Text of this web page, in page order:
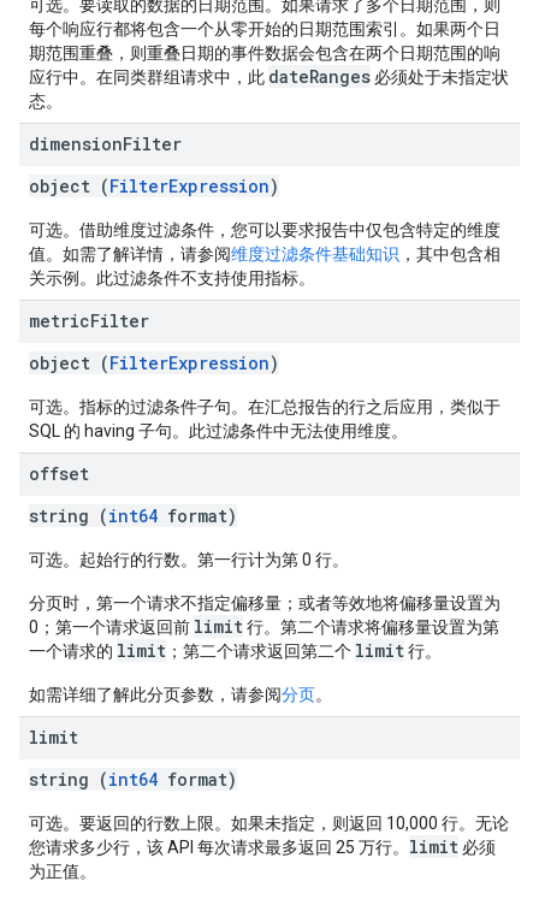
可选。要读取的数据的日期范围。如果请求了多个日期范围，则
每个响应行都将包含一个从零开始的日期范围索引。如果两个日
期范围重叠，则重叠日期的事件数据会包含在两个日期范围的响
应行中。在同类群组请求中，此 dateRanges 必须处于未指定状
态。
dimensionFilter
object (FilterExpression)
可选。借助维度过滤条件，您可以要求报告中仅包含特定的维度
值。如需了解详情，请参阅维度过滤条件基础知识 ，其中包含相
关示例。此过滤条件不支持使用指标。
metricFilter
object (FilterExpression)
可选。指标的过滤条件子句。在汇总报告的行之后应用，类似于
SQL 的 having 子句。此过滤条件中无法使用维度。
offset
string (int64 format)
可选。起始行的行数。第一行计为第 0 行。
分页时，第一个请求不指定偏移量；或者等效地将偏移量设置为
0；第一个请求返回前 limit行。第二个请求将偏移量设置为第
一个请求的 limit ；第二个请求返回第二个 limit行。
如需详细了解此分页参数，请参阅分页。
limit
string (int64 format)
可选。要返回的行数上限。如果未指定，则返回 10,000 行。无论
您请求多少行，该 API 每次请求最多返回 25 万行。 limit 必须
为正值。